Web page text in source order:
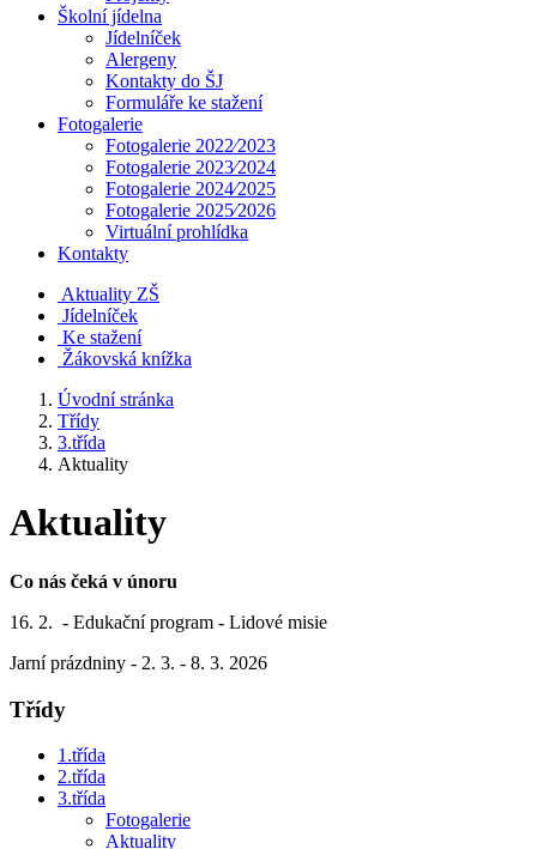
Školní jídelna
Jídelníček
Alergeny
Kontakty do ŠJ
Formuláře ke stažení
Fotogalerie
Fotogalerie 2022⁄2023
Fotogalerie 2023⁄2024
Fotogalerie 2024⁄2025
Fotogalerie 2025⁄2026
Virtuální prohlídka
Kontakty
Aktuality ZŠ
Jídelníček
Ke stažení
Žákovská knížka
Úvodní stránka
Třídy
3.třída
Aktuality
Aktuality
Co nás čeká v únoru
16. 2. - Edukační program - Lidové misie
Jarní prázdniny - 2. 3. - 8. 3. 2026
Třídy
1.třída
2.třída
3.třída
Fotogalerie
Aktuality